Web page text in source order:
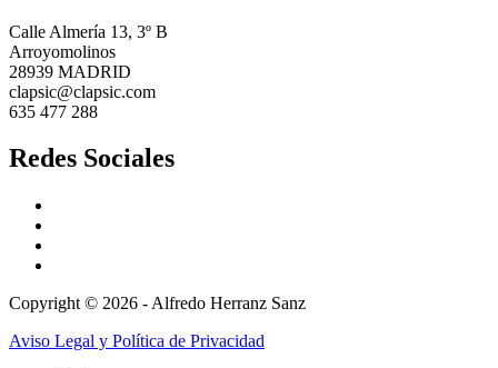
Calle Almería 13, 3º B
Arroyomolinos
28939 MADRID
clapsic@clapsic.com
635 477 288
Redes Sociales
Copyright © 2026 - Alfredo Herranz Sanz
Aviso Legal y Política de Privacidad